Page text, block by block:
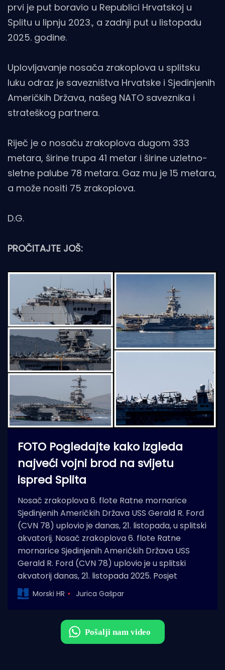
prvi je put boravio u Republici Hrvatskoj u
Splitu u lipnju 2023., a zadnji put u listopadu
2025. godine.
Uplovljavanje nosača zrakoplova u splitsku
luku odraz je savezništva Hrvatske i Sjedinjenih
Američkih Država, našeg NATO saveznika i
strateškog partnera.
Riječ je o nosaču zrakoplova dugom 333
metara, širine trupa 41 metar i širine uzletno-
sletne palube 78 metara. Gaz mu je 15 metara,
a može nositi 75 zrakoplova.
D.G.
PROČITAJTE JOŠ:
FOTO Pogledajte kako izgleda
najveći vojni brod na svijetu
ispred Splita
Nosač zrakoplova 6. flote Ratne mornarice
Sjedinjenih Američkih Država USS Gerald R. Ford
(CVN 78) uplovio je danas, 21. listopada, u splitski
akvatorij. Nosač zrakoplova 6. flote Ratne
mornarice Sjedinjenih Američkih Država USS
Gerald R. Ford (CVN 78) uplovio je u splitski
akvatorij danas, 21. listopada 2025. Posjet
Morski HR Jurica Gašpar